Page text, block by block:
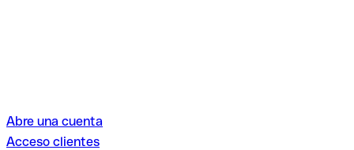
Abre una cuenta
Acceso clientes